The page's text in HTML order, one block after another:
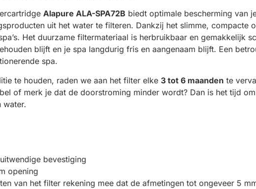
Alapure ALA-SPA72B biedt optimale bescherming van
uit het water te filteren. Dankzij het slimme,
Het duurzame filtermateriaal is herbruikbaar en gemakkelijk
blijft en je spa langdurig fris en aangenaam blijft. Een
spa.
te houden, raden we aan het filter elke 3 tot 6 maanden te
of merk je dat de doorstroming minder wordt? Dan is het tijd
water.
bevestiging
opening
van het filter rekening mee dat de afmetingen tot ongeveer 5